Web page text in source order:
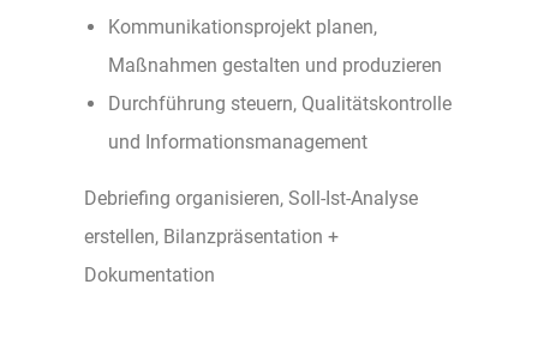
Kommunikationsprojekt planen,
Maßnahmen gestalten und produzieren
Durchführung steuern, Qualitätskontrolle
und Informationsmanagement
Debriefing organisieren, Soll-Ist-Analyse
erstellen, Bilanzpräsentation +
Dokumentation